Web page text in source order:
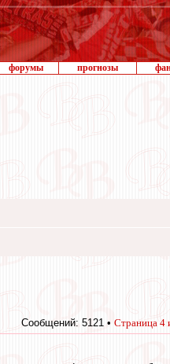
форумы прогнозы
Сообщений: 5121 • Страница 4